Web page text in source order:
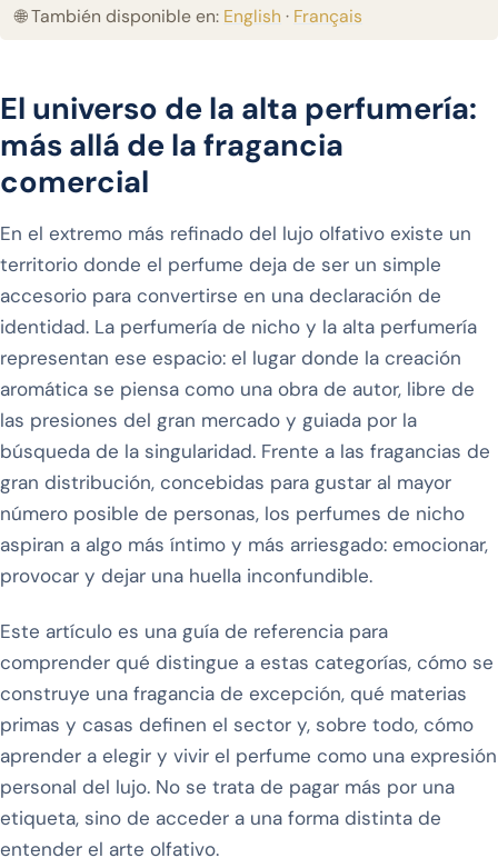
🌐 También disponible en: English · Français
El universo de la alta perfumería:
más allá de la fragancia
comercial
En el extremo más refinado del lujo olfativo existe un
territorio donde el perfume deja de ser un simple
accesorio para convertirse en una declaración de
identidad. La perfumería de nicho y la alta perfumería
representan ese espacio: el lugar donde la creación
aromática se piensa como una obra de autor, libre de
las presiones del gran mercado y guiada por la
búsqueda de la singularidad. Frente a las fragancias de
gran distribución, concebidas para gustar al mayor
número posible de personas, los perfumes de nicho
aspiran a algo más íntimo y más arriesgado: emocionar,
provocar y dejar una huella inconfundible.
Este artículo es una guía de referencia para
comprender qué distingue a estas categorías, cómo se
construye una fragancia de excepción, qué materias
primas y casas definen el sector y, sobre todo, cómo
aprender a elegir y vivir el perfume como una expresión
personal del lujo. No se trata de pagar más por una
etiqueta, sino de acceder a una forma distinta de
entender el arte olfativo.